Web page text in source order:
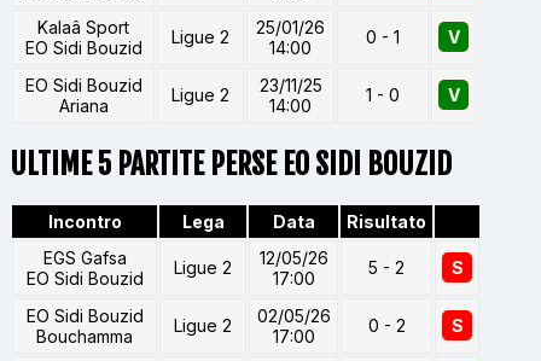
Kalaâ Sport
EO Sidi Bouzid
Ligue 2
25/01/26
14:00
0 - 1 V
EO Sidi Bouzid
Ariana
Ligue 2
23/11/25
14:00
1 - 0 V
ULTIME 5 PARTITE PERSE EO SIDI BOUZID
Incontro Lega Data
Risultato
EGS Gafsa
EO Sidi Bouzid
Ligue 2
12/05/26
17:00
5 - 2 S
EO Sidi Bouzid
Bouchamma
Ligue 2
02/05/26
17:00
0 - 2 S